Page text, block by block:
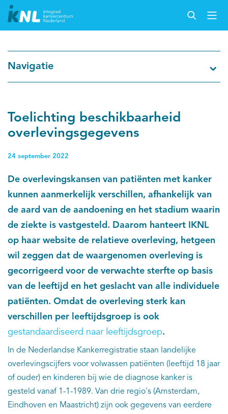
Cijfers over kanker
Thema's
Kanker & leven
Palliatieve zorg
Kankeratlas
Dure geneesmiddelen
Itemsets
Projecten
Trials
Navigatie
Toelichting beschikbaarheid
overlevingsgegevens
24 september 2022
De overlevingskansen van patiënten met kanker
kunnen aanmerkelijk verschillen, afhankelijk van
de aard van de aandoening en het stadium waarin
de ziekte is vastgesteld. Daarom hanteert IKNL
op haar website de relatieve overleving, hetgeen
wil zeggen dat de waargenomen overleving is
gecorrigeerd voor de verwachte sterfte op basis
van de leeftijd en het geslacht van alle individuele
patiënten. Omdat de overleving sterk kan
verschillen per leeftijdsgroep is ook
gestandaardiseerd naar leeftijdsgroep.
In de Nederlandse Kankerregistratie staan landelijke
overlevingscijfers voor volwassen patiënten (leeftijd 18 jaar
of ouder) en kinderen bij wie de diagnose kanker is
gesteld vanaf 1-1-1989. Van drie regio's (Amsterdam,
Eindhoven en Maastricht) zijn ook gegevens van eerdere